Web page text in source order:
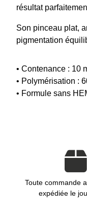
résultat
Son pinceau plat,
pigmentation
• Contenance : 10
• Polymérisation :
• Formule sans
Toute commande
expédiée le